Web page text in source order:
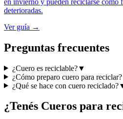
deterioradas.
Ver guía →
Preguntas frecuentes
¿Cuero es reciclable?▼
¿Cómo preparo cuero para reciclar?
¿Qué se hace con cuero reciclado?
¿Tenés Cueros para